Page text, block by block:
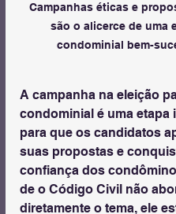
Campanhas éticas e
são o alicerce de uma
condominial bem-
A campanha na eleição
condominial é uma etapa
para que os candidatos
suas propostas e
confiança dos
de o Código Civil não
diretamente o tema, ele